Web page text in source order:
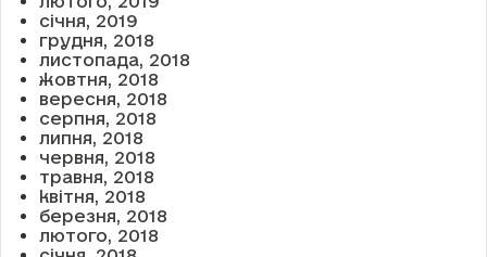
січня, 2019
грудня, 2018
листопада, 2018
жовтня, 2018
вересня, 2018
серпня, 2018
липня, 2018
червня, 2018
травня, 2018
квітня, 2018
березня, 2018
лютого, 2018